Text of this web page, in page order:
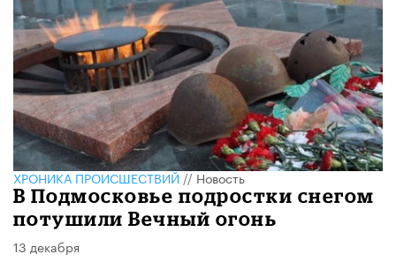
ХРОНИКА ПРОИСШЕСТВИЙ//Новость
В Подмосковье подростки снегом
потушили Вечный огонь
13 декабря